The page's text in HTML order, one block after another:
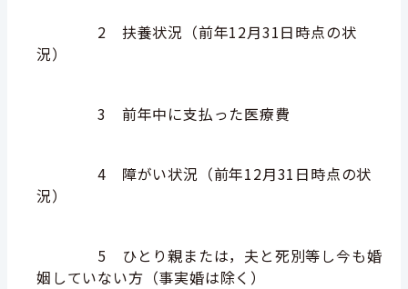
2 扶養状況（前年12月31日時点の状
況）
3 前年中に支払った医療費
4 障がい状況（前年12月31日時点の状
況）
5 ひとり親または，夫と死別等し今も婚
姻していない方（事実婚は除く）